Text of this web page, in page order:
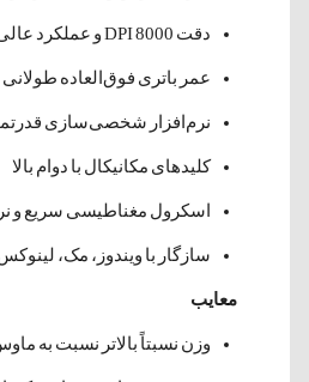
دقت 8000 DPI و عملکرد عالی سنسور
عمر باتری فوق‌العاده طولانی
نرم‌افزار شخصی‌سازی
کلیدهای مکانیکال با دوام بالا
اسکرول مغناطیسی سریع و
سازگار با ویندوز، مک،
معایب
وزن نسبتاً بالاتر نسبت به